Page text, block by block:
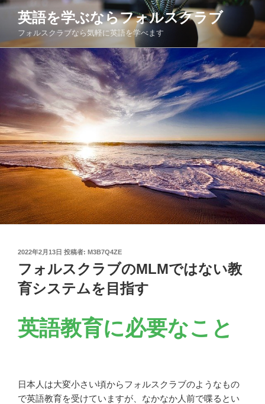
コ
ン
ッ
プ
英語を学ぶならフォルスクラブ
フォルスクラブなら気軽に英語を学べます
投
日:
2022年2月13日 投稿者: M3B7Q4ZE
フォルスクラブのMLMではない教
育システムを目指す
英語教育に必要なこと
日本人は大変小さい頃からフォルスクラブのようなもの
で英語教育を受けていますが、なかなか人前で喋るとい